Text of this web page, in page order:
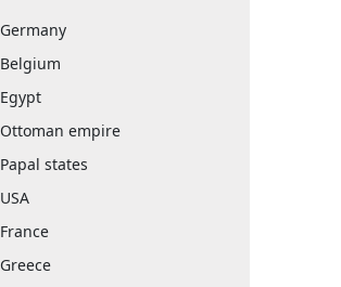
Germany
Belgium
Egypt
Ottoman empire
Papal states
USA
France
Greece